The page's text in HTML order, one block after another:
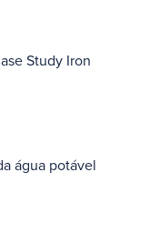
Study Iron
água potável